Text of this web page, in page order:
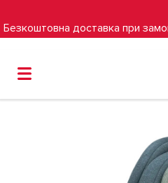
Безкоштовна доставка при